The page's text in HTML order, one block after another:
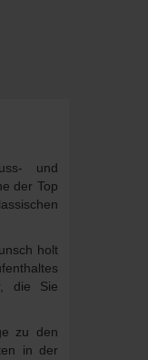
und
der Top
holt
die Sie
zu den
in der